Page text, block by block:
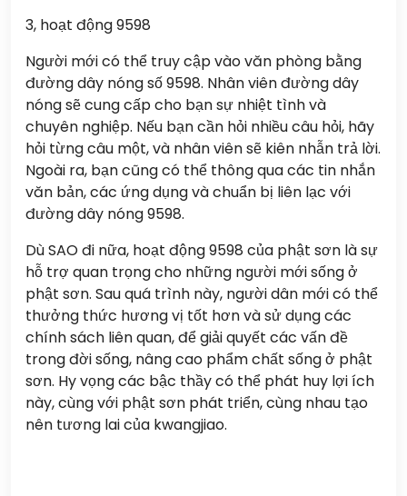
3, hoạt động 9598
Người mới có thể truy cập vào văn phòng bằng
đường dây nóng số 9598. Nhân viên đường dây
nóng sẽ cung cấp cho bạn sự nhiệt tình và
chuyên nghiệp. Nếu bạn cần hỏi nhiều câu hỏi, hãy
hỏi từng câu một, và nhân viên sẽ kiên nhẫn trả lời.
Ngoài ra, bạn cũng có thể thông qua các tin nhắn
văn bản, các ứng dụng và chuẩn bị liên lạc với
đường dây nóng 9598.
Dù SAO đi nữa, hoạt động 9598 của phật sơn là sự
hỗ trợ quan trọng cho những người mới sống ở
phật sơn. Sau quá trình này, người dân mới có thể
thưởng thức hương vị tốt hơn và sử dụng các
chính sách liên quan, để giải quyết các vấn đề
trong đời sống, nâng cao phẩm chất sống ở phật
sơn. Hy vọng các bậc thầy có thể phát huy lợi ích
này, cùng với phật sơn phát triển, cùng nhau tạo
nên tương lai của kwangjiao.